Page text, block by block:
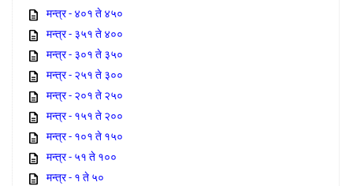
मन्त्र - ४०१ ते ४५०
मन्त्र - ३५१ ते ४००
मन्त्र - ३०१ ते ३५०
मन्त्र - २५१ ते ३००
मन्त्र - २०१ ते २५०
मन्त्र - १५१ ते २००
मन्त्र - १०१ ते १५०
मन्त्र - ५१ ते १००
मन्त्र - १ ते ५०